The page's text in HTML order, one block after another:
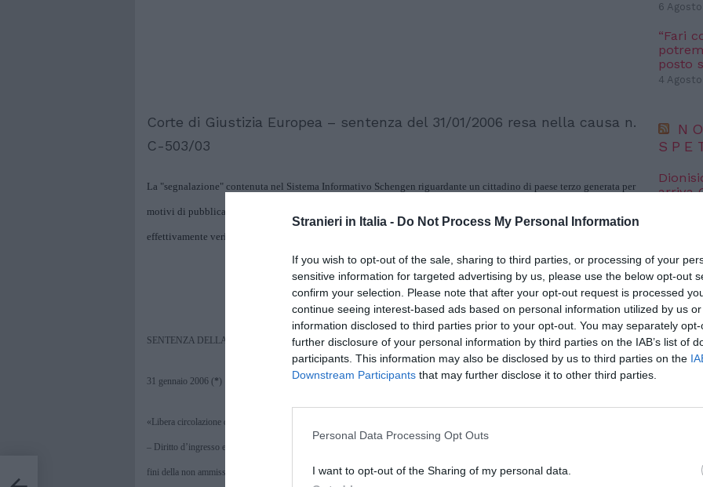
Stranieri in Italia - Do Not Process My Personal Information
If you wish to opt-out of the sale, sharing to third parties, or processing of your
sensitive information for targeted advertising by us, please use the below opt-out
confirm your selection. Please note that after your opt-out request is processed
continue seeing interest-based ads based on personal information utilized by us
information disclosed to third parties prior to your opt-out. You may separately
further disclosure of your personal information by third parties on the IAB’s list of
participants. This information may also be disclosed by us to third parties on the
Downstream Participants that may further disclose it to other third parties.
Personal Data Processing Opt Outs
I want to opt-out of the Sharing of my personal data.
Corte di Giustizia Europea – sentenza del 31/01/2006 resa nella causa n.
C-503/03
La "segnalazione" contenuta nel Sistema Informativo Schengen riguardante un cittadino di paese terzo generata per
motivi di pubblica sicurezza non legittima il rifiuto all’ingresso in Italia senza che le autorità competenti abbiano
effettivamente verificato le condizioni di pericolosità effettive e attuali.
SENTENZA DELLA CORTE (Grande Sezione)
31 gennaio 2006 (*)
«Libera circolazione delle persone – Direttiva 64/221/CEE – Cittadino di uno Stato terzo, coniuge di un cittadino di uno Stato membro
– Diritto d’ingresso e di soggiorno – Restrizione per motivi di ordine pubblico – Sistema di
fini della non ammissione»
6
“Fari
posto
4
arriva
7